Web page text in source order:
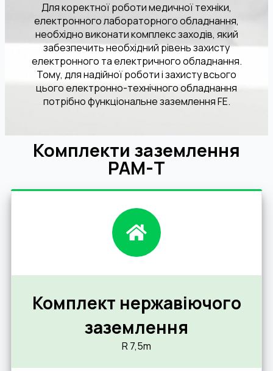
Для коректної роботи медичної техніки,
електронного лабораторного обладнання,
необхідно виконати комплекс заходів, який
забезпечить необхідний рівень захисту
електронного та електричного обладнання.
Тому, для надійної роботи і захисту всього
цього електронно-технічного обладнання
потрібно функціональне заземлення FE.
Комплекти заземлення
РАМ-Т
Комплект нержавіючого
заземлення
R 7,5m